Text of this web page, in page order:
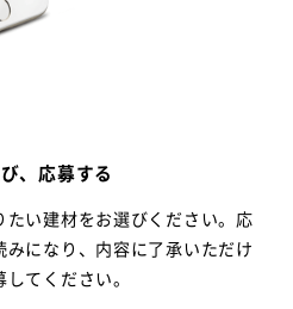
、応募する
たい建材をお選びください。応
みになり、内容に了承いただけ
てください。